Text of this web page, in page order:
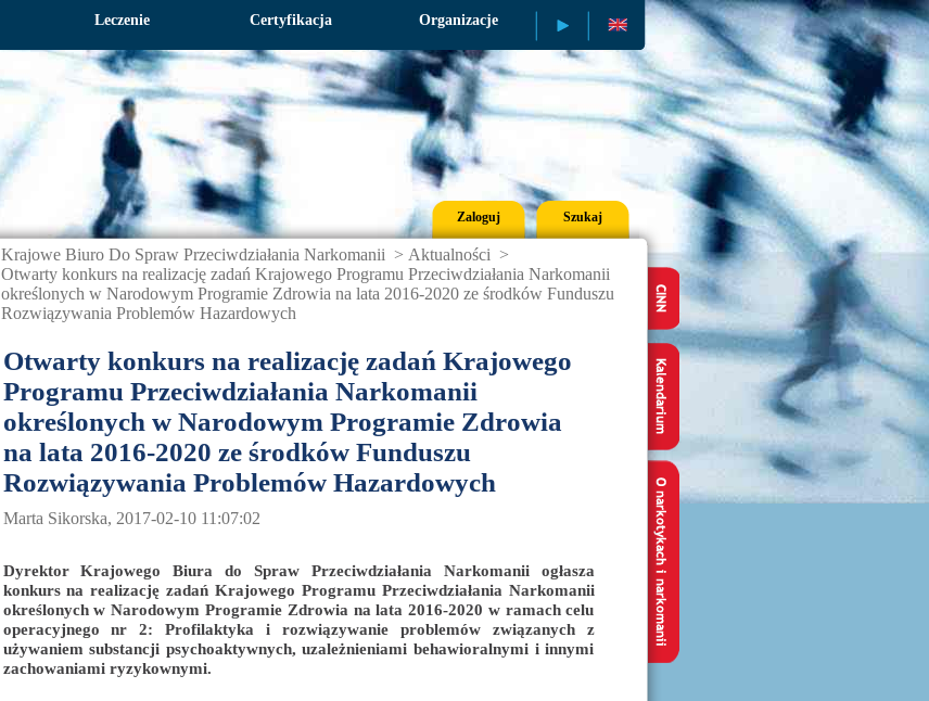
Leczenie Certyfikacja Organizacje Publikacje
Zaloguj Szukaj
Krajowe Biuro Do Spraw Przeciwdziałania Narkomanii > Aktualności >
Otwarty konkurs na realizację zadań Krajowego Programu Przeciwdziałania Narkomanii
określonych w Narodowym Programie Zdrowia na lata 2016-2020 ze środków Funduszu
Rozwiązywania Problemów Hazardowych
Otwarty konkurs na realizację zadań Krajowego
Programu Przeciwdziałania Narkomanii
określonych w Narodowym Programie Zdrowia
na lata 2016-2020 ze środków Funduszu
Rozwiązywania Problemów Hazardowych
Marta Sikorska, 2017-02-10 11:07:02
Dyrektor Krajowego Biura do Spraw Przeciwdziałania Narkomanii ogłasza
konkurs na realizację zadań Krajowego Programu Przeciwdziałania Narkomanii
określonych w Narodowym Programie Zdrowia na lata 2016-2020 w ramach celu
operacyjnego nr 2: Profilaktyka i rozwiązywanie problemów związanych z
używaniem substancji psychoaktywnych, uzależnieniami behawioralnymi i innymi
zachowaniami ryzykownymi.